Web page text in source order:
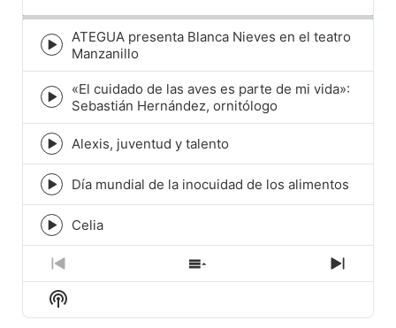
Episode
play
icon
ATEGUA presenta Blanca Nieves en el teatro
Manzanillo
Episode
play
icon
«El cuidado de las aves es parte de mi vida»:
Sebastián Hernández, ornitólogo
Episode
play
icon
Alexis, juventud y talento
Episode
play
icon
Día mundial de la inocuidad de los alimentos
Episode
play
icon
Celia
Previous
Episode
Show
Episodes
Next
Show
Podcast